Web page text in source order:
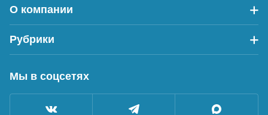
О компании
Рубрики
Мы в соцсетях